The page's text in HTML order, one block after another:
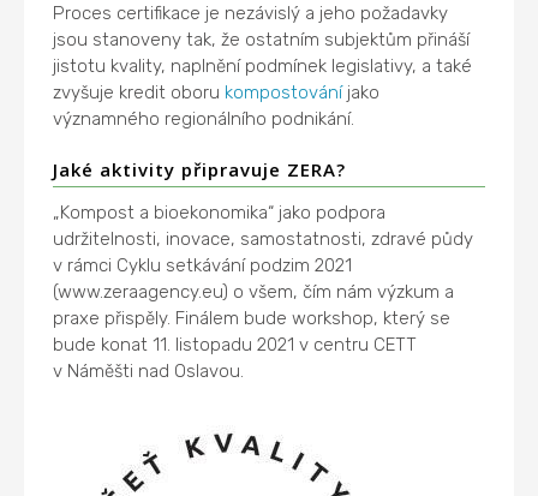
Proces certifikace je nezávislý a jeho požadavky
jsou stanoveny tak, že ostatním subjektům přináší
jistotu kvality, naplnění podmínek legislativy, a také
zvyšuje kredit oboru kompostováníjako
významného regionálního podnikání.
Jaké aktivity připravuje ZERA?
„Kompost a bioekonomika“ jako podpora
udržitelnosti, inovace, samostatnosti, zdravé půdy
v rámci Cyklu setkávání podzim 2021
(www.zeraagency.eu) o všem, čím nám výzkum a
praxe přispěly. Finálem bude workshop, který se
bude konat 11. listopadu 2021 v centru CETT
v Náměšti nad Oslavou.